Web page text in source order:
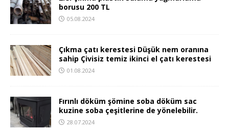
borusu 200 TL
05.08.2024
Çıkma çatı kerestesi Düşük nem oranına
sahip Çivisiz temiz ikinci el çatı kerestesi
01.08.2024
Fırınlı döküm şömine soba döküm sac
kuzine soba çeşitlerine de yönelebilir.
28.07.2024